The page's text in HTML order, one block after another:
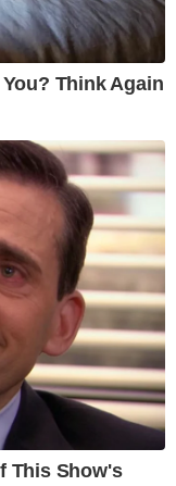
Think Again
This Show's